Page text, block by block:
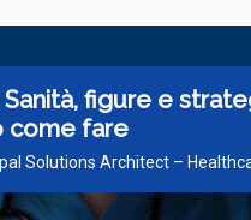
figure e
come fare
Solutions Architect –